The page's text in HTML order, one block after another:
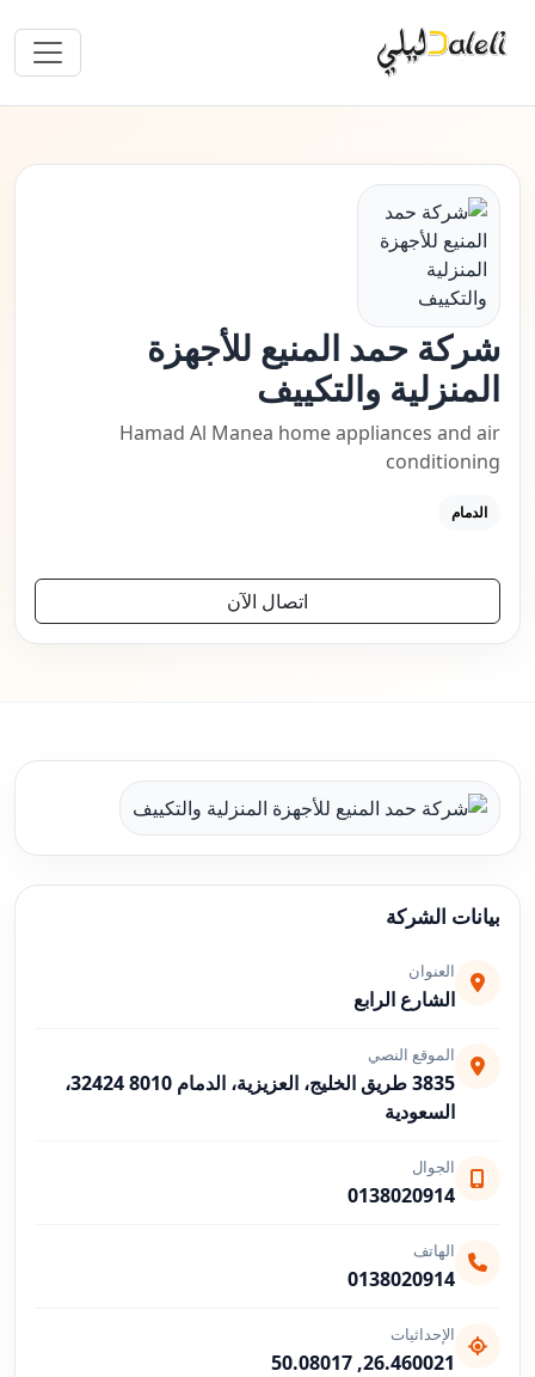
شركة حمد المنيع للأجهزة
المنزلية والتكييف
Hamad Al Manea home appliances and air
conditioning
الدمام
اتصال الآن
بيانات الشركة
العنوان
الشارع الرابع
الموقع النصي
3835 طريق الخليج، العزيزية، الدمام 32424 8010،
السعودية
الجوال
0138020914
الهاتف
0138020914
الإحداثيات
26.460021, 50.08017